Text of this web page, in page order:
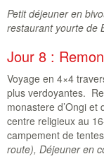
Petit déjeuner en
restaurant yourte de
Jour 8 :
Voyage en 4×4
plus verdoyantes.
monastere d’Ongi et
centre religieux au
campement de
route), Déjeuner en